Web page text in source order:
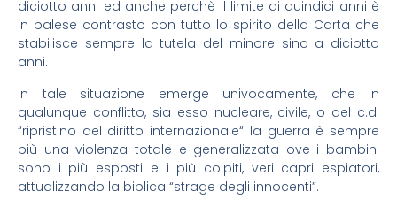
diciotto anni ed anche perchè il limite di quindici anni è
in palese contrasto con tutto lo spirito della Carta che
stabilisce sempre la tutela del minore sino a diciotto
anni.
In tale situazione emerge univocamente, che in
qualunque conflitto, sia esso nucleare, civile, o del c.d.
“ripristino del diritto internazionale“ la guerra è sempre
più una violenza totale e generalizzata ove i bambini
sono i più esposti e i più colpiti, veri capri espiatori,
attualizzando la biblica “strage degli innocenti”.